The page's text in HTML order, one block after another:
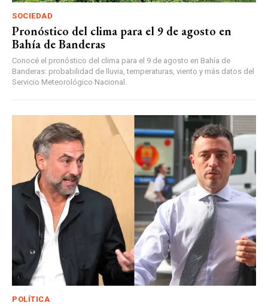
SOCIEDAD
Pronóstico del clima para el 9 de agosto en
Bahía de Banderas
Conocé el pronóstico del clima para el 9 de agosto en Bahía de
Banderas: probabilidad de lluvia, temperaturas, viento y más datos del
Servicio Meteorológico Nacional.
POLÍTICA